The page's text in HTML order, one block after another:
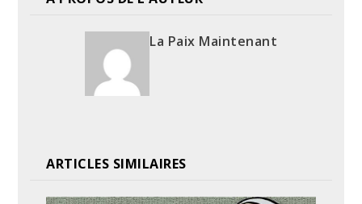
La Paix Maintenant
ARTICLES SIMILAIRES